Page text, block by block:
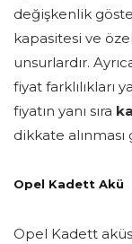
değişkenlik
kapasitesi ve
unsurlardır.
fiyat farklılıkları
fiyatın yanı sıra
dikkate alınması
Opel Kadett Akü
Opel Kadett